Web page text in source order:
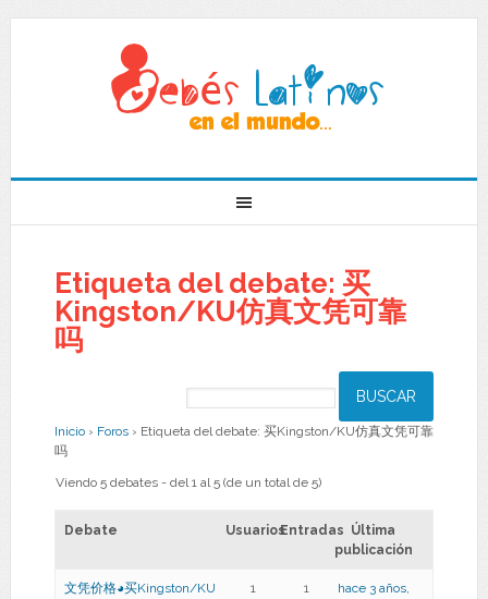
Etiqueta del debate: 买
Kingston/KU仿真文凭可靠
吗
Inicio › Foros › Etiqueta del debate: 买Kingston/KU仿真文凭可靠
吗
Viendo 5 debates - del 1 al 5 (de un total de 5)
Debate UsuariosEntradas Última
publicación
文凭价格◕买Kingston/KU
1 1
hace 3 años,